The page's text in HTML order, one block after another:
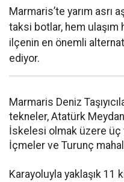
Marmaris’te yarım asrı
taksi botlar, hem ulaşım
ilçenin en önemli
ediyor.
Marmaris Deniz
tekneler, Atatürk
İskelesi olmak üzere üç
İçmeler ve Turunç
Karayoluyla yaklaşık